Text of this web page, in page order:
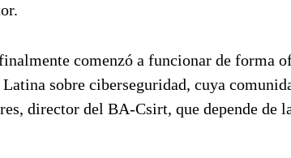
comenzó a funcionar de forma
sobre ciberseguridad, cuya
director del BA-Csirt, que depende de